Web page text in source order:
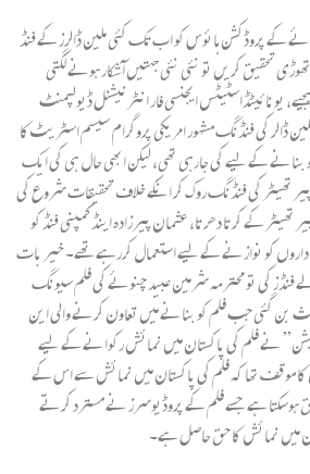
کے پروڈکشن ہائوس کو اب تک کئی ملین ڈالرز کے فنڈ
تحقیق کریں تو نئی نئی جہتیں آشکار ہونے لگتی
یونائیٹڈاسٹیٹس ایجنسی فار انٹرنیشنل ڈیولپمنٹ
ایڈ) کی طرف سے 20 ملین ڈالر کی فنڈنگ مشہور امریکی پروگرام سیسم اسٹریٹ کا
بنانے کے لیے کی جارہی تھی، لیکن ابھی حال ہی کیایک
تھیٹر کی فنڈنگ روک کر انکے خلاف تحقیقات شروع کی
کے کرتا دھرتا، عثمان پیرزادہ اینڈ کمپنی فنڈ کو
داروں کو نوازنے کے لیے استعمال کررہے تھے۔ خیر بات
فنڈز کی تو محترمہ شرمین عبید چنوئے کی فلم سیونگ
گئی جب فلم کو بنانے میں تعاون کرنے والی این
نے فلم کی پاکستان میں نمائش رکوانے کے لیے
کا موقف تھا کہ فلم کی پاکستان میں نمائش سے اس کے
ہوسکتا ہے جسے فلم کے پروڈیوسرز نے مسترد کرتے
میں نمائش کا حق حاصل ہے۔